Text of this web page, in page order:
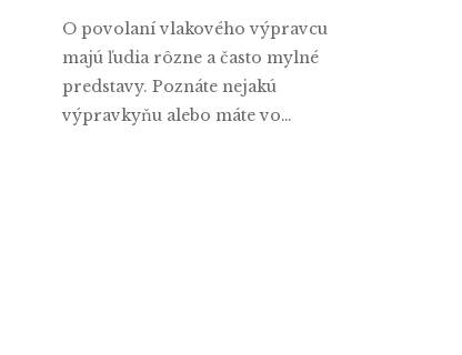
O povolaní vlakového výpravcu
majú ľudia rôzne a často mylné
predstavy. Poznáte nejakú
výpravkyňu alebo máte vo…